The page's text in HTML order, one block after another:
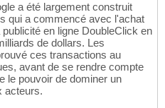
a été largement construit
qui a commencé avec l'achat
en ligne DoubleClick en
de dollars. Les
ces transactions au
avant de se rendre compte
le pouvoir de dominer un
acteurs.